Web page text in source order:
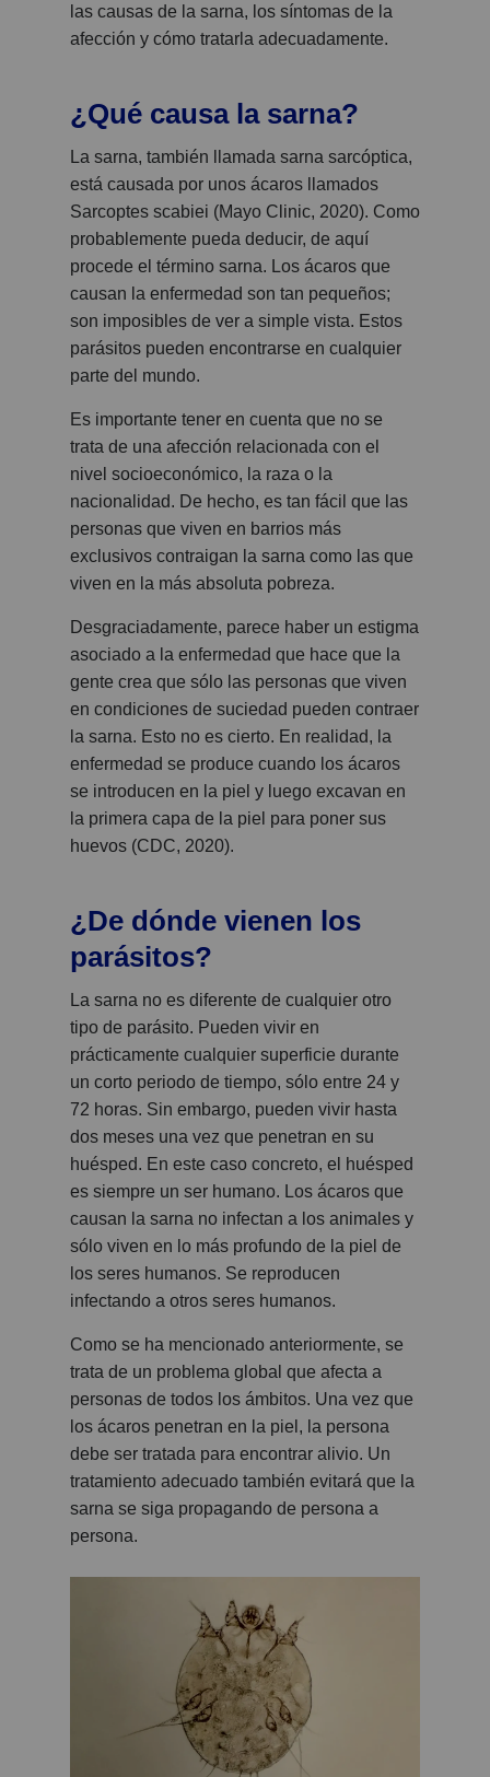
las causas de la sarna, los síntomas de la
afección y cómo tratarla adecuadamente.
¿Qué causa la sarna?
La sarna, también llamada sarna sarcóptica,
está causada por unos ácaros llamados
Sarcoptes scabiei (Mayo Clinic, 2020). Como
probablemente pueda deducir, de aquí
procede el término sarna. Los ácaros que
causan la enfermedad son tan pequeños;
son imposibles de ver a simple vista. Estos
parásitos pueden encontrarse en cualquier
parte del mundo.
Es importante tener en cuenta que no se
trata de una afección relacionada con el
nivel socioeconómico, la raza o la
nacionalidad. De hecho, es tan fácil que las
personas que viven en barrios más
exclusivos contraigan la sarna como las que
viven en la más absoluta pobreza.
Desgraciadamente, parece haber un estigma
asociado a la enfermedad que hace que la
gente crea que sólo las personas que viven
en condiciones de suciedad pueden contraer
la sarna. Esto no es cierto. En realidad, la
enfermedad se produce cuando los ácaros
se introducen en la piel y luego excavan en
la primera capa de la piel para poner sus
huevos (CDC, 2020).
¿De dónde vienen los
parásitos?
La sarna no es diferente de cualquier otro
tipo de parásito. Pueden vivir en
prácticamente cualquier superficie durante
un corto periodo de tiempo, sólo entre 24 y
72 horas. Sin embargo, pueden vivir hasta
dos meses una vez que penetran en su
huésped. En este caso concreto, el huésped
es siempre un ser humano. Los ácaros que
causan la sarna no infectan a los animales y
sólo viven en lo más profundo de la piel de
los seres humanos. Se reproducen
infectando a otros seres humanos.
Como se ha mencionado anteriormente, se
trata de un problema global que afecta a
personas de todos los ámbitos. Una vez que
los ácaros penetran en la piel, la persona
debe ser tratada para encontrar alivio. Un
tratamiento adecuado también evitará que la
sarna se siga propagando de persona a
persona.